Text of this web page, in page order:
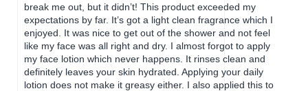
break me out, but it didn’t! This product exceeded my
expectations by far. It’s got a light clean fragrance which I
enjoyed. It was nice to get out of the shower and not feel
like my face was all right and dry. I almost forgot to apply
my face lotion which never happens. It rinses clean and
definitely leaves your skin hydrated. Applying your daily
lotion does not make it greasy either. I also applied this to